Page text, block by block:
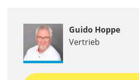
Guido Hoppe
Vertrieb